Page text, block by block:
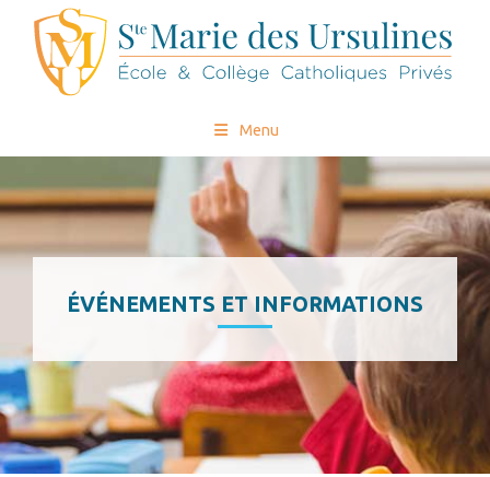
Menu
ÉVÉNEMENTS ET INFORMATIONS